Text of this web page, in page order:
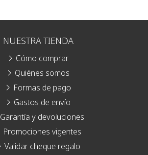
NUESTRA TIENDA
Cómo comprar
Quiénes somos
Formas de pago
Gastos de envío
Garantía y devoluciones
Promociones vigentes
Validar cheque regalo